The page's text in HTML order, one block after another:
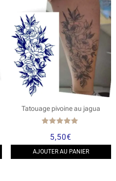
Tatouage pivoine au jagua
5.00
sur 5
5,50€
AJOUTER AU PANIER